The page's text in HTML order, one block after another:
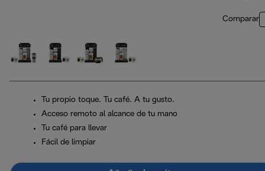
Comparar
Tu propio toque. Tu café. A tu gusto.
Acceso remoto al alcance de tu mano
Tu café para llevar
Fácil de limpiar